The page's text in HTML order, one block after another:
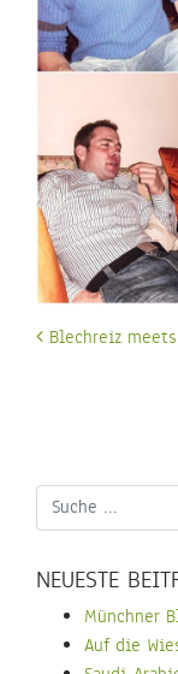
Beitrags-
Blechreiz
NEUESTE
Münchner
Auf die